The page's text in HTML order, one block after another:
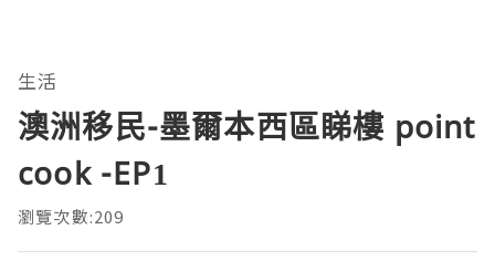
生活
澳洲移民-墨爾本西區睇樓 point
cook -EP1
瀏覽次數:209